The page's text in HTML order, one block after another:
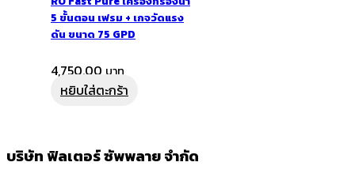
5 ขั้นตอน เฟรม + เกจวัดแรง
ดัน ขนาด 75 GPD
4,750.00
หยิบใส่ตะกร้า
บริษัท ฟิลเตอร์ ซัพพลาย จำกัด